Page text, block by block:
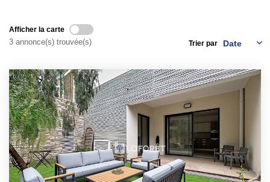
Contact
ESPACE CLIENT
Propriétaire
Locataire
Afficher la carte
3 annonce(s) trouvée(s) Trier par